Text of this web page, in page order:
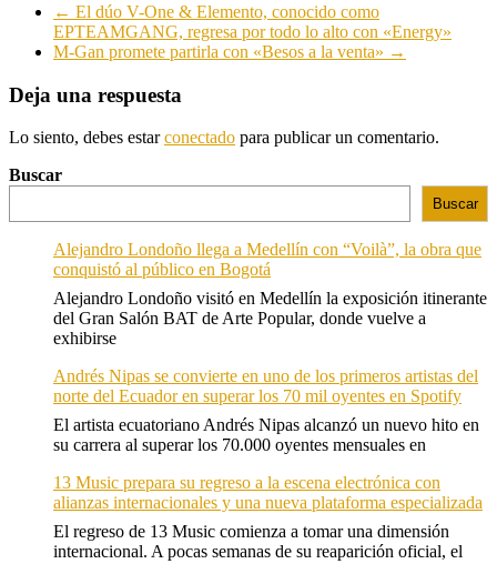
← El dúo V-One & Elemento, conocido como
EPTEAMGANG, regresa por todo lo alto con «Energy»
M-Gan promete partirla con «Besos a la venta» →
Deja una respuesta
Lo siento, debes estarconectado para publicar un comentario.
Buscar
Buscar
Alejandro Londoño llega a Medellín con “Voilà”, la obra que
conquistó al público en Bogotá
Alejandro Londoño visitó en Medellín la exposición itinerante
del Gran Salón BAT de Arte Popular, donde vuelve a
exhibirse
Andrés Nipas se convierte en uno de los primeros artistas del
norte del Ecuador en superar los 70 mil oyentes en Spotify
El artista ecuatoriano Andrés Nipas alcanzó un nuevo hito en
su carrera al superar los 70.000 oyentes mensuales en
13 Music prepara su regreso a la escena electrónica con
alianzas internacionales y una nueva plataforma especializada
El regreso de 13 Music comienza a tomar una dimensión
internacional. A pocas semanas de su reaparición oficial, el